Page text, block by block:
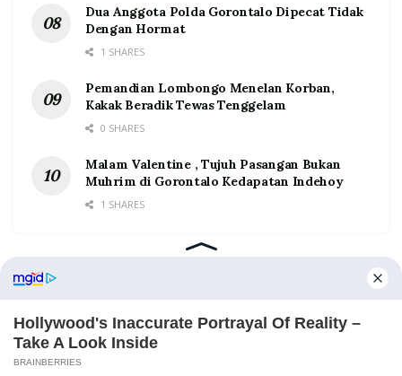
Dua Anggota Polda Gorontalo Dipecat Tidak
Dengan Hormat
1 SHARES
Pemandian Lombongo Menelan Korban,
Kakak Beradik Tewas Tenggelam
0 SHARES
Malam Valentine , Tujuh Pasangan Bukan
Muhrim di Gorontalo Kedapatan Indehoy
1 SHARES
Home Tentang Kontak Redaksi Pedoman Media Siber